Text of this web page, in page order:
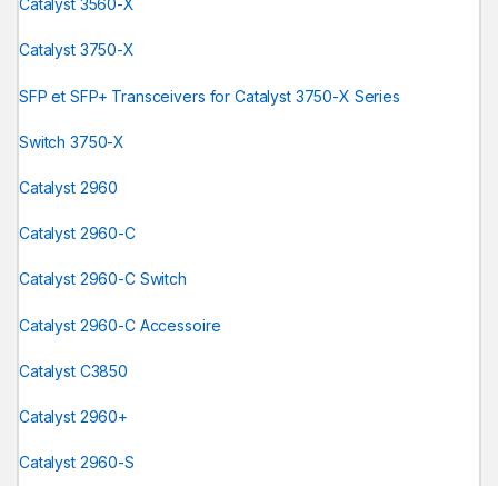
Catalyst 3560-X
Catalyst 3750-X
SFP et SFP+ Transceivers for Catalyst 3750-X Series
Switch 3750-X
Catalyst 2960
Catalyst 2960-C
Catalyst 2960-C Switch
Catalyst 2960-C Accessoire
Catalyst C3850
Catalyst 2960+
Catalyst 2960-S